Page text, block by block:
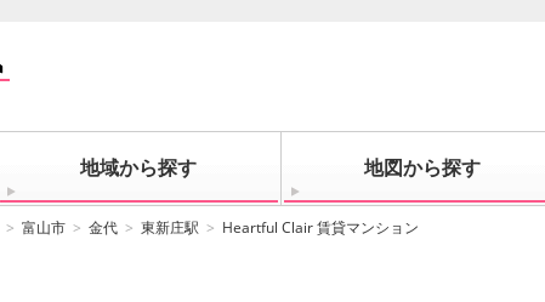
地域から探す 地図から探す
富山市 金代 東新庄駅 Heartful Clair 賃貸マンション